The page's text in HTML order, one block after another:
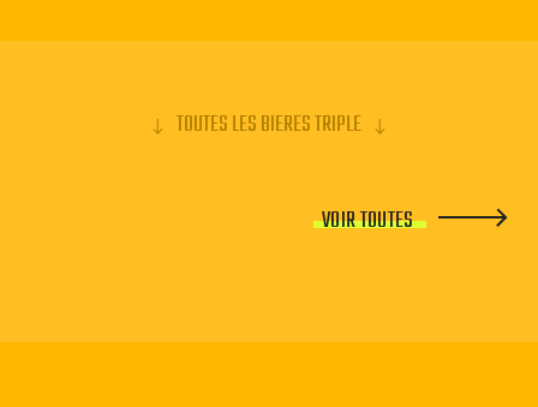
TOUTES LES BIERES TRIPLE
VOIR TOUTES